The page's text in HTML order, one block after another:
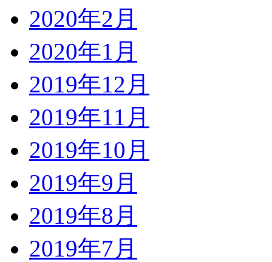
2020年2月
2020年1月
2019年12月
2019年11月
2019年10月
2019年9月
2019年8月
2019年7月